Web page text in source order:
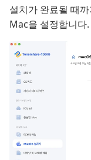
설치가 완료될 때
Mac을 설정합니다.